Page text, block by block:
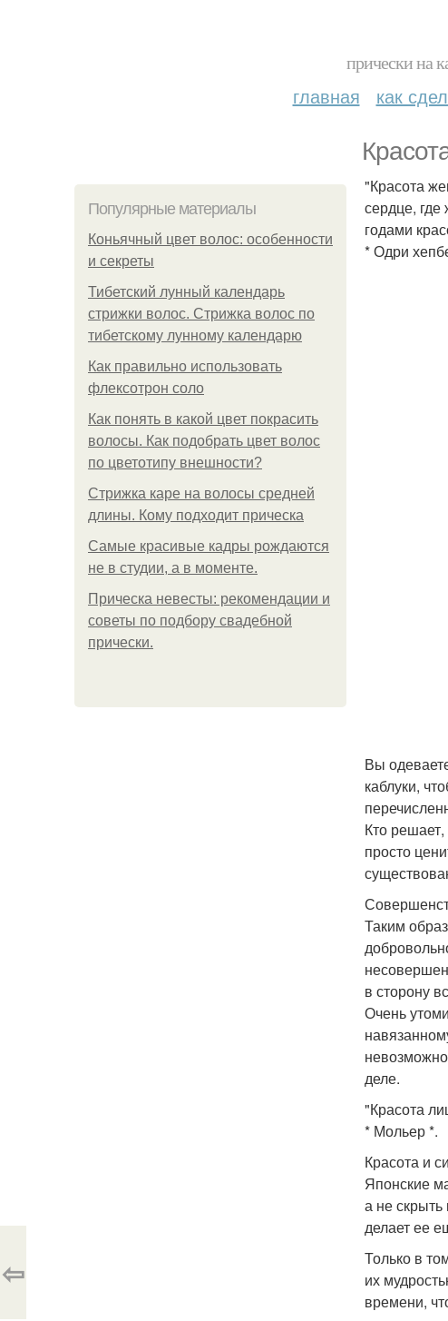
прически на
главная как
Популярные материалы
Коньячный цвет волос: особенности
и секреты
Тибетский лунный календарь
стрижки волос. Стрижка волос по
тибетскому лунному календарю
Как правильно использовать
флексотрон соло
Как понять в какой цвет покрасить
волосы. Как подобрать цвет волос
по цветотипу внешности?
Стрижка каре на волосы средней
длины. Кому подходит прическа
Самые красивые кадры рождаются
не в студии, а в моменте.
Прическа невесты: рекомендации и
советы по подбору свадебной
прически.
"Красота
сердце,
годами
* Одри
Вы
каблуки,
Кто
просто
Таким
в сторону
Очень
деле.
"Красота
* Мольер *.
Красота и
Японские
а не скрыть
делает ее
Только в
их
времени,
⇦